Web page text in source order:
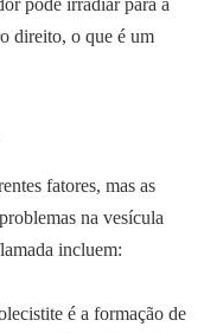
pode irradiar para a
direito, o que é um
fatores, mas as
na vesícula
incluem:
é a formação de